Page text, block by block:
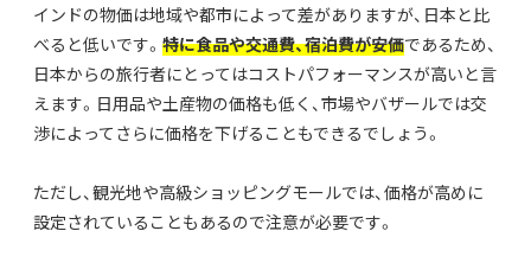
インドの物価は地域や都市によって差がありますが、日本と比
べると低いです。 特に食品や交通費、宿泊費が安価であるため、
日本からの旅行者にとってはコストパフォーマンスが高いと言
えます。日用品や土産物の価格も低く、市場やバザールでは交
渉によってさらに価格を下げることもできるでしょう。
ただし、観光地や高級ショッピングモールでは、価格が高めに
設定されていることもあるので注意が必要です。